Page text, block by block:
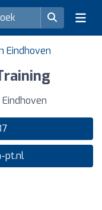
Eindhoven
Eindhoven
pt.nl